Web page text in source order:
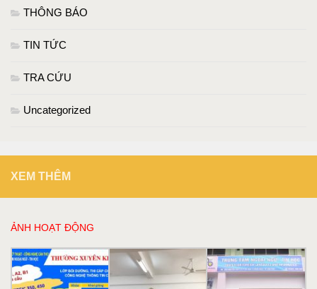
THÔNG BÁO
TIN TỨC
TRA CỨU
Uncategorized
XEM THÊM
ẢNH HOẠT ĐỘNG